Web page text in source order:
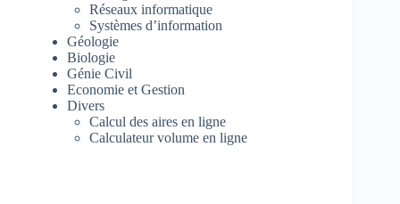
Réseaux informatique
Systèmes d’information
Géologie
Biologie
Génie Civil
Economie et Gestion
Divers
Calcul des aires en ligne
Calculateur volume en ligne